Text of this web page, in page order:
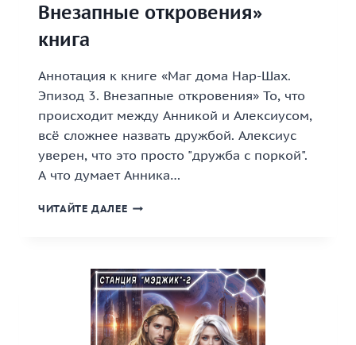
Внезапные откровения»
книга
Аннотация к книге «Маг дома Нар-Шах.
Эпизод 3. Внезапные откровения» То, что
происходит между Анникой и Алексиусом,
всё сложнее назвать дружбой. Алексиус
уверен, что это просто "дружба с поркой".
А что думает Анника…
ЧИТАЙТЕ ДАЛЕЕ «МАГ
ЭПИЗОД
3.
ВНЕЗАПНЫЕ
ОТКРОВЕНИЯ»
КНИГА